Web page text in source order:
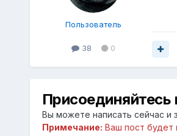
Пользователь
38 0
Вы можете написать сейчас и
Примечание: Ваш пост